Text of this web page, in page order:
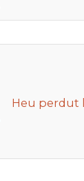
Heu perdut